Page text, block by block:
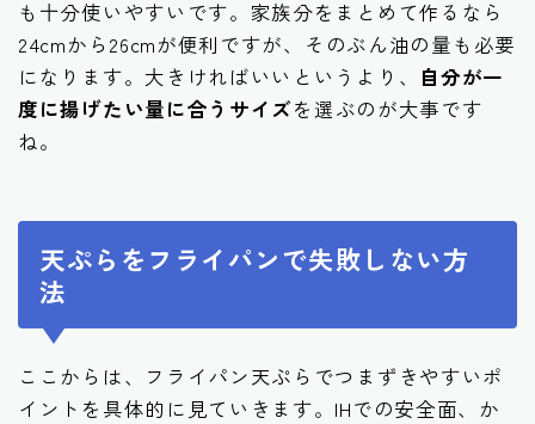
も十分使いやすいです。家族分をまとめて作るなら
24cmから26cmが便利ですが、そのぶん油の量も必要
になります。大きければいいというより、
自分が一
度に揚げたい量に合うサイズを選ぶのが大事です
ね。
天ぷらをフライパンで失敗しない方
法
ここからは、フライパン天ぷらでつまずきやすいポ
イントを具体的に見ていきます。IHでの安全面、か